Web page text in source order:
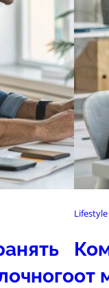
Lifestyle
от